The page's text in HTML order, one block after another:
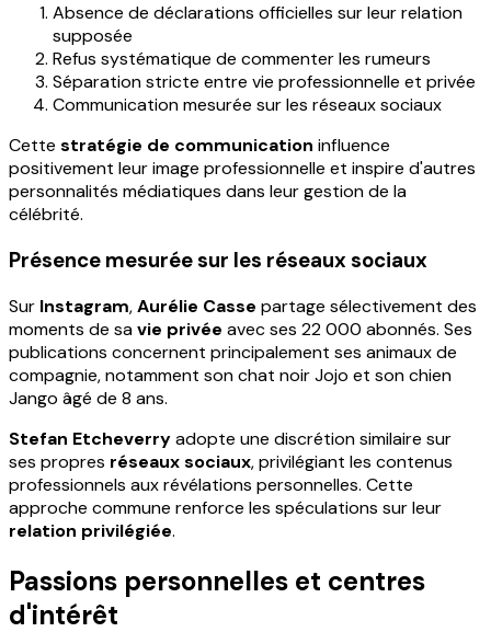
Absence de déclarations officielles sur leur relation
supposée
Refus systématique de commenter les rumeurs
Séparation stricte entre vie professionnelle et privée
Communication mesurée sur les réseaux sociaux
Cette stratégie de communication influence
positivement leur image professionnelle et inspire d'autres
personnalités médiatiques dans leur gestion de la
célébrité.
Présence mesurée sur les réseaux sociaux
Sur Instagram,Aurélie Casse partage sélectivement des
moments de savie privée avec ses 22 000 abonnés. Ses
publications concernent principalement ses animaux de
compagnie, notamment son chat noir Jojo et son chien
Jango âgé de 8 ans.
Stefan Etcheverryadopte une discrétion similaire sur
ses propres réseaux sociaux, privilégiant les contenus
professionnels aux révélations personnelles. Cette
approche commune renforce les spéculations sur leur
relation privilégiée.
Passions personnelles et centres
d'intérêt